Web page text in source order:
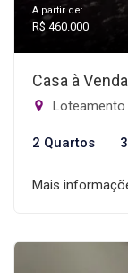
A partir de:
R$ 460.000
Casa à
Loteamento
2 Quartos
Mais